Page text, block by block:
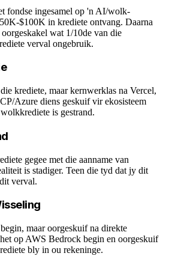
fondse ingesamel op 'n AI/wolk-
$100K in krediete ontvang. Daarna
wat 1/10de van die
verval ongebruik.
krediete, maar kernwerklas na Vercel,
Azure diens geskuif vir ekosisteem
is gestrand.
gegee met die aanname van
is stadiger. Teen die tyd dat jy dit
verval.
maar oorgeskuif na direkte
op AWS Bedrock begin en oorgeskuif
bly in ou rekeninge.